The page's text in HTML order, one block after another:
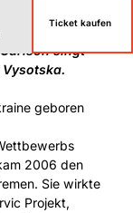
Ticket kaufen
persönlichen
singt
geboren
2006 den
Sie wirkte
Projekt,